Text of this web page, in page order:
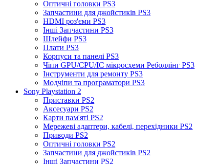
Оптичні головки PS3
Запчастини для джойстиків PS3
HDMI роз'єми PS3
Інші Запчастини PS3
Шлейфи PS3
Плати PS3
Корпуси та панелі PS3
Чіпи GPU/CPU/IC мікросхеми Реболлінг PS3
Інструменти для ремонту PS3
Модчіпи та програматори PS3
Sony Playstation 2
Приставки PS2
Аксесуари PS2
Карти пам'яті PS2
Мережеві адаптери, кабелі, перехідники PS2
Приводи PS2
Оптичні головки PS2
Запчастини для джойстиків PS2
Інші Запчастини PS2